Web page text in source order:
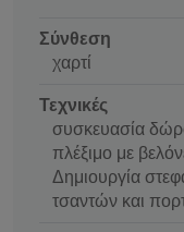
Σύνθεση
χαρτί
Τεχνικές
συσκευασία
πλέξιμο με
Δημιουργία
τσαντών και